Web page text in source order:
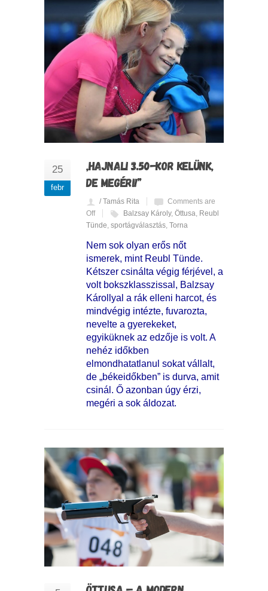
25
febr
„HAJNALI 3.50-KOR KELÜNK,
DE MEGÉRI!”
/ Tamás Rita
Comments are
Off
Balzsay Károly, Öttusa, Reubl
Tünde, sportágválasztás, Torna
Nem sok olyan erős nőt
ismerek, mint Reubl Tünde.
Kétszer csinálta végig férjével, a
volt bokszklasszissal, Balzsay
Károllyal a rák elleni harcot, és
mindvégig intézte, fuvarozta,
nevelte a gyerekeket,
egyiküknek az edzője is volt. A
nehéz időkben
elmondhatatlanul sokat vállalt,
de „békeidőkben” is durva, amit
csinál. Ő azonban úgy érzi,
megéri a sok áldozat.